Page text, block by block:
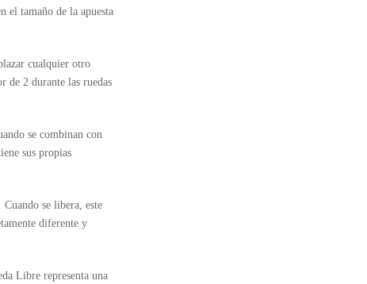
el tamaño de la apuesta
cualquier otro
de 2 durante las ruedas
se combinan con
sus propias
se libera, este
diferente y
Libre representa una